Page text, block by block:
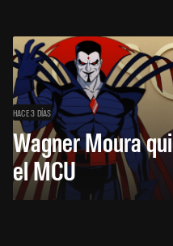
HACE 3 DÍAS
Wagner Moura
el MCU